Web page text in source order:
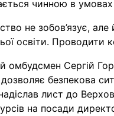
чинною в умовах
не зобов’язує,
освіти. Проводити
омбудсмен Сергій
безпекова
лист до
на посади